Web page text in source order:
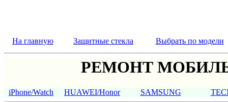
На главную Защитные стекла Выбрать по модели
РЕМОНТ
iPhone/Watch HUAWEI/Honor SAMSUNG